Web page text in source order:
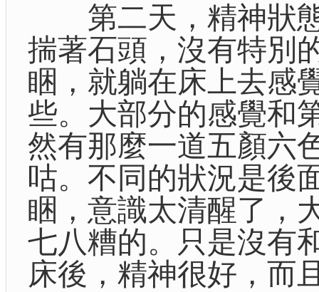
第二天，精神狀態
揣著石頭，沒有特別
睏，就躺在床上去感
些。大部分的感覺和
然有那麼一道五顏六
咕。不同的狀況是後
睏，意識太清醒了，
七八糟的。只是沒有
床後，精神很好，而